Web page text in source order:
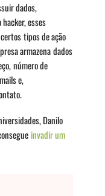
dados,
esses
tipos de ação
armazena dados
número de
e,
Danilo
invadir um